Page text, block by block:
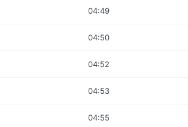
04:49
04:50
04:52
04:53
04:55